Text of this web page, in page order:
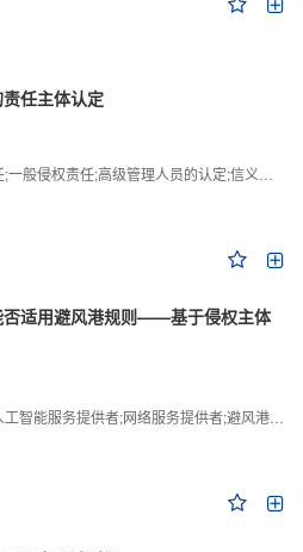
任主体认定
般侵权责任;高级管理人员的认定;信义义务
否适用避风港规则——基于侵权主体
服务提供者;网络服务提供者;避风港规则;版权责任